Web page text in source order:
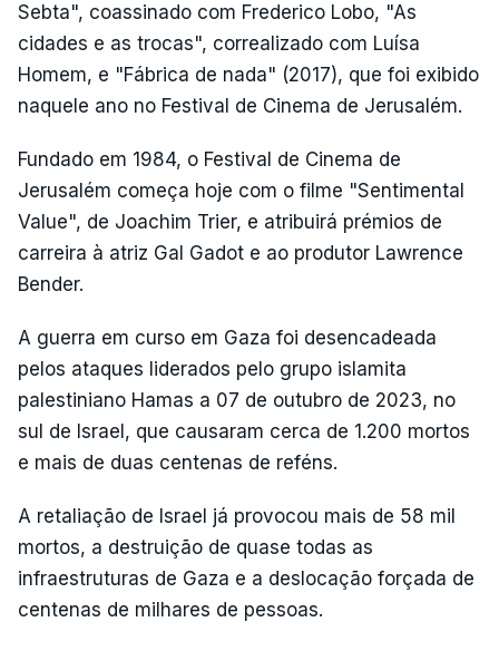
Sebta", coassinado com Frederico Lobo, "As
cidades e as trocas", correalizado com Luísa
Homem, e "Fábrica de nada" (2017), que foi exibido
naquele ano no Festival de Cinema de Jerusalém.
Fundado em 1984, o Festival de Cinema de
Jerusalém começa hoje com o filme "Sentimental
Value", de Joachim Trier, e atribuirá prémios de
carreira à atriz Gal Gadot e ao produtor Lawrence
Bender.
A guerra em curso em Gaza foi desencadeada
pelos ataques liderados pelo grupo islamita
palestiniano Hamas a 07 de outubro de 2023, no
sul de Israel, que causaram cerca de 1.200 mortos
e mais de duas centenas de reféns.
A retaliação de Israel já provocou mais de 58 mil
mortos, a destruição de quase todas as
infraestruturas de Gaza e a deslocação forçada de
centenas de milhares de pessoas.